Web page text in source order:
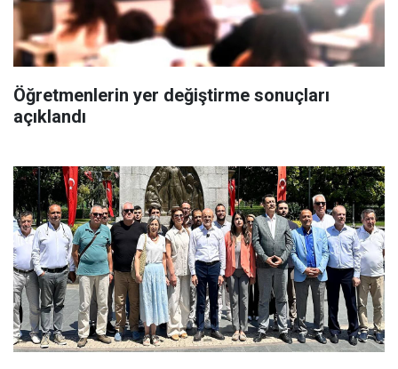
Öğretmenlerin yer değiştirme sonuçları
açıklandı